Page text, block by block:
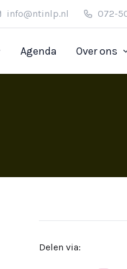
info@ntinlp.nl 072-
Agenda Over ons
Delen via: